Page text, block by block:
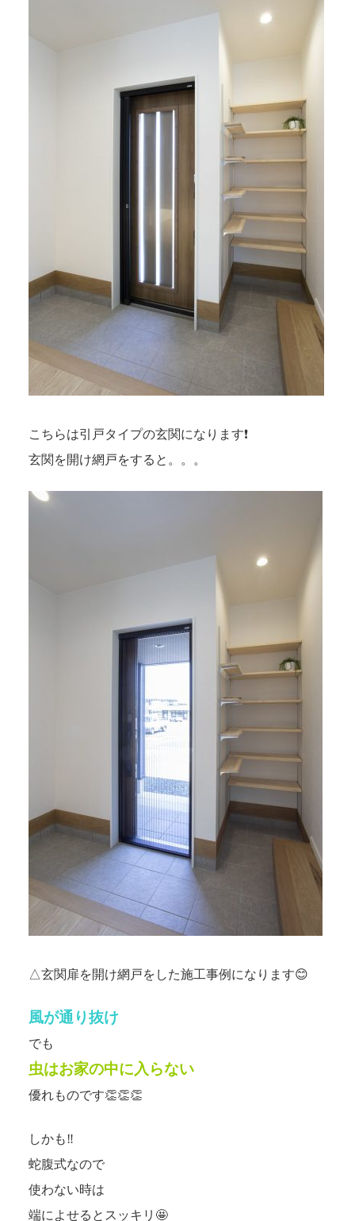
こちらは引戸タイプの玄関になります❗
玄関を開け網戸をすると。。。
△玄関扉を開け網戸をした施工事例になります😊
風が通り抜け
でも
虫はお家の中に入らない
優れものです👏👏👏
しかも‼
蛇腹式なので
使わない時は
端によせるとスッキリ🤩